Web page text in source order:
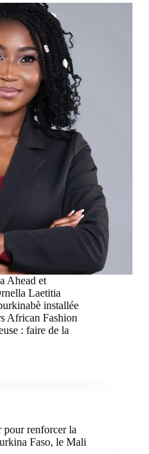
Ahead et
Laetitia
installée
African Fashion
: faire de la
renforcer la
Faso, le Mali